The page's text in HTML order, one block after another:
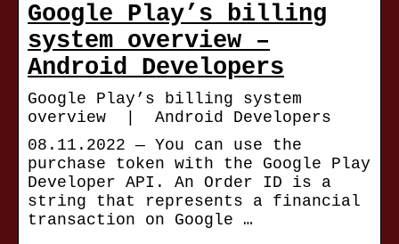
Google Play’s billing
system overview –
Android Developers
Google Play’s billing system
overview | Android Developers
08.11.2022 — You can use the
purchase token with the Google Play
Developer API. An Order ID is a
string that represents a financial
transaction on Google …